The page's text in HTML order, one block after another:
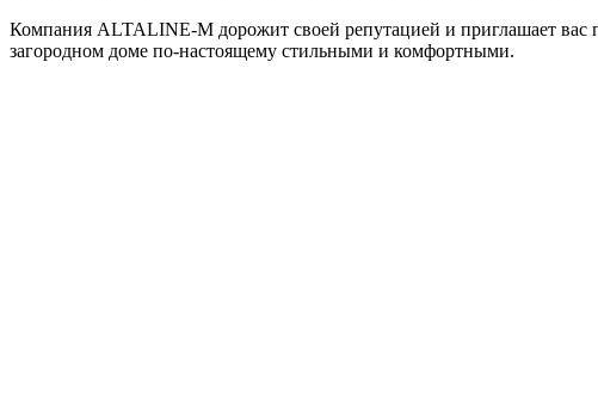
Компания ALTALINE-M дорожит своей репутацией и приглашает вас
загородном доме по-настоящему стильными и комфортными.